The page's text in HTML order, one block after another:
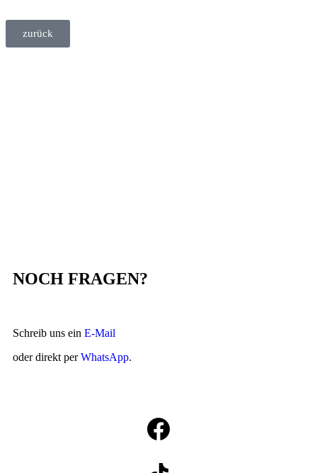
zurück
NOCH FRAGEN?
Schreib uns ein E-Mail
oder direkt perWhatsApp.